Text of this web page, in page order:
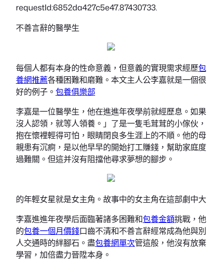
requestId:6852da427c5e47.87430733.
不善言辭的醫學生
每個人都有本身的性命意義，但意義的實現需求經歷包
養網推薦各種困難和磨難。本文主人公李嘉就是一個很
好的例子。 包養俱樂部
李嘉是一位醫學生，他在進進年夜學前就經歷息。如果
沒人認領，就等人領養。」了是一隻毛茸茸的小傢伙，
抱在懷裡輕得可怕，眼睛閉良多生涯上的不順。他的母
親患有沉痾，是以他早早的開始打工賺錢，幫助家庭度
過難關。但這并沒有阻擋他尋求夢想的腳步。
的年輕女星就是女主角。故事中的女主角在這部劇中大
李嘉進進年夜學后面臨著諸多困難和包養金額挑戰，他
的包養一個月價錢口齒不清和不善言辭經常成為他與別
人交通時的絆腳石。盡包養網單次管這般，他沒有放棄
學習，加倍盡力晉陞本身。